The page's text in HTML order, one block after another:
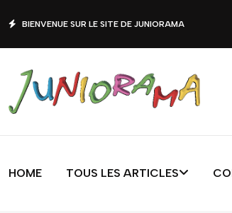
BIENVENUE SUR LE SITE DE JUNIORAMA
HOME TOUS LES ARTICLES